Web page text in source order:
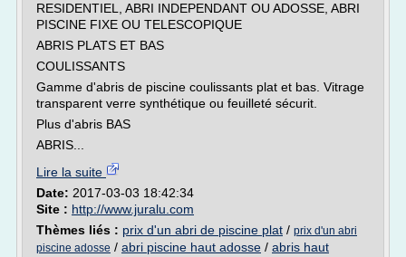
RESIDENTIEL, ABRI INDEPENDANT OU ADOSSE, ABRI
PISCINE FIXE OU TELESCOPIQUE
ABRIS PLATS ET BAS
COULISSANTS
Gamme d'abris de piscine coulissants plat et bas. Vitrage
transparent verre synthétique ou feuilleté sécurit.
Plus d'abris BAS
ABRIS...
Lire la suite
Date: 2017-03-03 18:42:34
Site : http://www.juralu.com
Thèmes liés : prix d'un abri de piscine plat / prix d'un abri
piscine adosse / abri piscine haut adosse / abris haut